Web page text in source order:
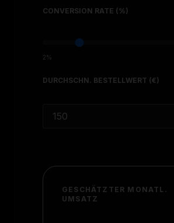
CONVERSION RATE (%)
2%
DURCHSCHN. BESTELLWERT (€)
GESCHÄTZTER MONATL.
UMSATZ